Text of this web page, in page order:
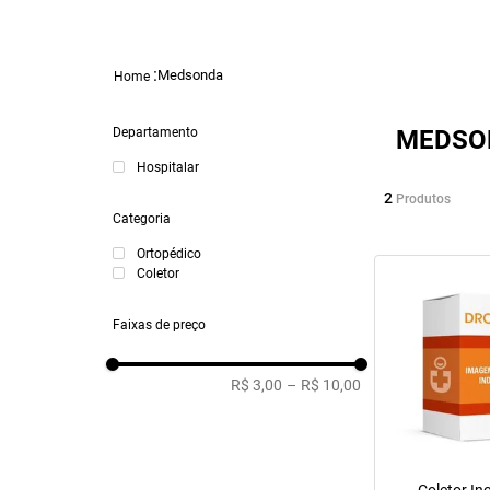
Medsonda
Departamento
Hospitalar
Categoria
Ortopédico
Coletor
Faixas de preço
R$ 3,00 – R$ 10,00
2 Produtos